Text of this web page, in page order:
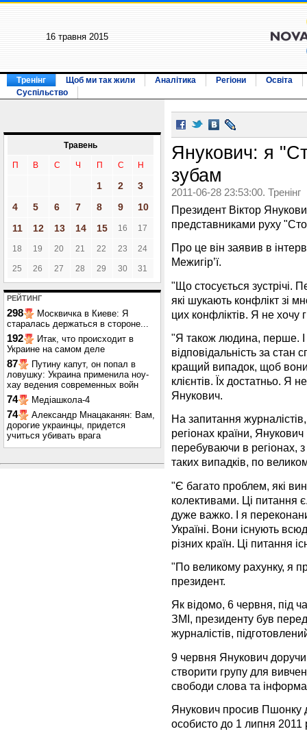
16 травня 2015
Тренінг Щоб ми так жили Аналітика Регіони
Освіта
Суспільство
Травень
П В С Ч П С Н
1 2
3
4
5 6 7 8 9
10
11
12 13 14 15 16 17
18 19 20 21 22 23 24
25 26 27 28 29 30 31
РЕЙТИНГ
298
Москвичка в Киеве: Я
старалась держаться в стороне...
192
Итак, что происходит в
Украине на самом деле
87
Путину капут, он попал в
ловушку: Украина применила ноу-
хау ведения современных войн
74 Медіашкола-4
74
Александр Мнацаканян: Вам,
дорогие украинцы, придется
учиться убивать врага
Янукович: я
зубам
2011-06-28 23:53:00. Тренінг
Президент Віктор
представниками руху
Про це він заявив в
Межигір’ї.
"Що стосується зустрічі.
які шукають конфлікт зі
цих конфліктів. Я не хочу
"Я також людина, перше. І
відповідальність за стан
кращий випадок, щоб
клієнтів. Їх достатньо. Я
Янукович.
На запитання
регіонах країни,
перебуваючи в регіонах,
таких випадків, по
"Є багато проблем, які
колективами. Ці питання
дуже важко. І я
Україні. Вони існують
різних країн. Ці питання
"По великому рахунку, я
президент.
Як відомо, 6 червня, під
ЗМІ, президенту був
журналістів,
9 червня Янукович
створити групу для
свободи слова та
Янукович просив Пшонку
особисто до 1 липня 2011